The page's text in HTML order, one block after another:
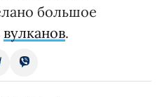
большое
вулканов.